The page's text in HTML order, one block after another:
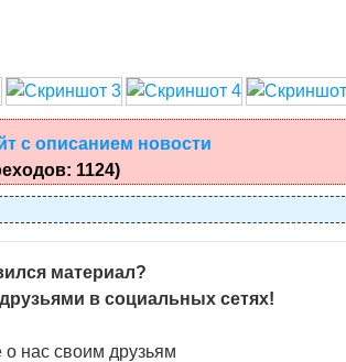
с описанием новости
1124)
материал?
в социальных сетях!
о нас своим друзьям